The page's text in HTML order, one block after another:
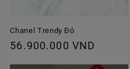
Chanel Trendy Đỏ
Giá
56.900.000 VND